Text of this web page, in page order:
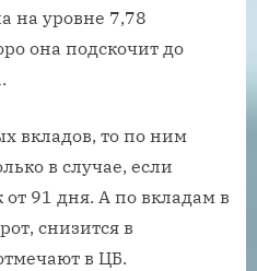
на уровне 7,78
она подскочит до
вкладов, то по ним
в случае, если
от 91 дня. А по вкладам в
снизится в
в ЦБ.